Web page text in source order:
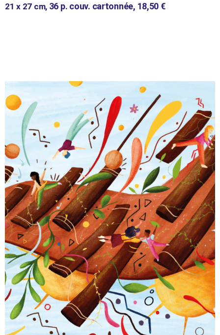
21 x 27 cm, 36 p. couv. cartonnée, 18,50 €